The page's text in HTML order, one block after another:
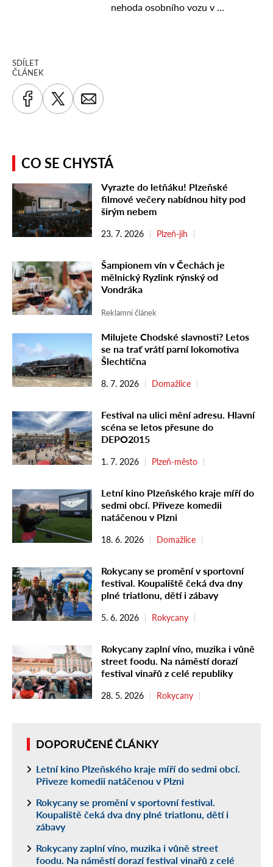
SDÍLET
ČLÁNEK
CO SE CHYSTÁ
Vyrazte do letňáku! Plzeňské
filmové večery nabídnou hity pod
širým nebem
23. 7. 2026 Plzeň-jih
Šampionem vín v Čechách je
mělnický Ryzlink rýnský od
Vondráka
Reklamní článek
Milujete Chodské slavnosti? Letos
se na trať vrátí parní lokomotiva
Šlechtična
8. 7. 2026 Domažlice
Festival na ulici mění adresu. Hlavní
scéna se letos přesune do
DEPO2015
1. 7. 2026 Plzeň-město
Letní kino Plzeňského kraje míří do
sedmi obcí. Přiveze komedii
natáčenou v Plzni
18. 6. 2026 Domažlice
Rokycany se promění v sportovní
festival. Koupaliště čeká dva dny
plné triatlonu, dětí i zábavy
5. 6. 2026 Rokycany
Rokycany zaplní víno, muzika i vůně
street foodu. Na náměstí dorazí
festival vinařů z celé republiky
28. 5. 2026 Rokycany
DOPORUČENÉ ČLÁNKY
Letní kino Plzeňského kraje míří do sedmi obcí.
Přiveze komedii natáčenou v Plzni
Rokycany se promění v sportovní festival.
Koupaliště čeká dva dny plné triatlonu, dětí i
zábavy
Rokycany zaplní víno, muzika i vůně street
foodu. Na náměstí dorazí festival vinařů z celé